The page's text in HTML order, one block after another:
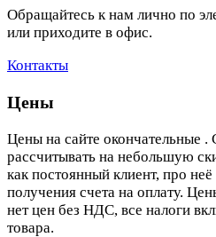
Обращайтесь к нам лично по
или приходите в офис.
Контакты
Цены
Цены на сайте окончательные .
рассчитывать на небольшую
как постоянный клиент, про
получения счета на оплату.
нет цен без НДС, все налоги
товара.